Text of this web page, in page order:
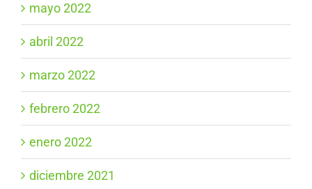
mayo 2022
abril 2022
marzo 2022
febrero 2022
enero 2022
diciembre 2021